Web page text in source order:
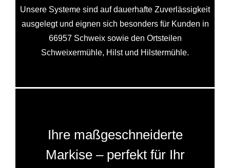
Unsere Systeme sind auf dauerhafte Zuverlässigkeit
ausgelegt und eignen sich besonders für Kunden in
66957 Schweix sowie den Ortsteilen
Schweixermühle, Hilst und Hilstermühle.
Ihre maßgeschneiderte
Markise – perfekt für Ihr